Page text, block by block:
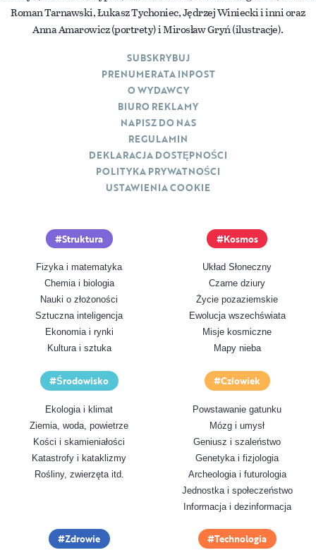
Roman Tarnawski, Łukasz Tychoniec, Jędrzej Winiecki i inni oraz
Anna Amarowicz (portrety) i Mirosław Gryń (ilustracje).
Struktura
Fizyka i matematyka
Chemia i biologia
Nauki o złożoności
Sztuczna inteligencja
Ekonomia i rynki
Kultura i sztuka
Kosmos
Układ Słoneczny
Czarne dziury
Życie pozaziemskie
Ewolucja wszechświata
Misje kosmiczne
Mapy nieba
Środowisko
Ekologia i klimat
Ziemia, woda, powietrze
Kości i skamieniałości
Katastrofy i kataklizmy
Rośliny, zwierzęta itd.
Człowiek
Powstawanie gatunku
Mózg i umysł
Geniusz i szaleństwo
Genetyka i fizjologia
Archeologia i futurologia
Jednostka i społeczeństwo
Informacja i dezinformacja
Zdrowie Technologia
SUBSKRYBUJ
PRENUMERATA INPOST
O WYDAWCY
BIURO REKLAMY
NAPISZ DO NAS
REGULAMIN
DEKLARACJA DOSTĘPNOŚCI
POLITYKA PRYWATNOŚCI
USTAWIENIA COOKIE